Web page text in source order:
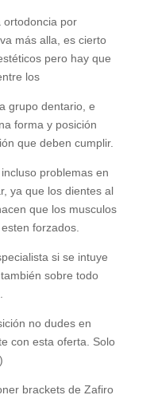
ortodoncia por
más alla, es cierto
pero hay que
los
grupo dentario, e
forma y posición
que deben cumplir.
problemas en
ya que los dientes al
que los musculos
forzados.
si se intuye
sobre todo
no dudes en
con esta oferta. Solo
brackets de Zafiro